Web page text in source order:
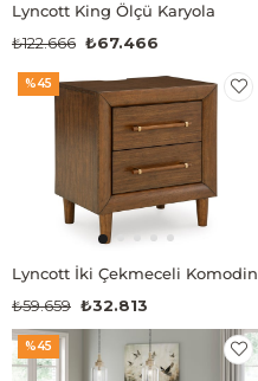
Lyncott King Ölçü Karyola
₺67.466
₺122.666
Lyncott İki Çekmeceli Komodin
₺32.813
₺59.659
%45
%45